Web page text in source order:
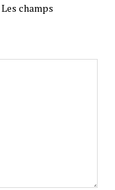
Les champs